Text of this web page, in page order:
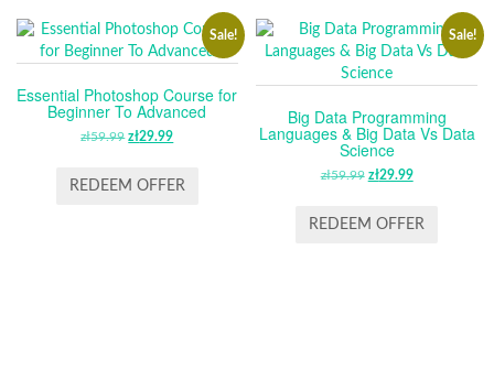
Sale!
Essential Photoshop Course for
Beginner To Advanced
zł59.99 ORIGINAL
WAS:
zł29.99CURRENT
IS:
REDEEM OFFER
Sale!
Big Data Programming
Languages & Big Data Vs Data
Science
zł59.99 ORIGINAL
WAS:
zł29.99CURRENT
IS:
REDEEM OFFER